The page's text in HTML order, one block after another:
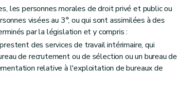
les personnes morales de droit privé et public ou
visées au 3°, ou qui sont assimilées à des
par la législation et y compris :
des services de travail intérimaire, qui
de recrutement ou de sélection ou un bureau de
relative à l'exploitation de bureaux de